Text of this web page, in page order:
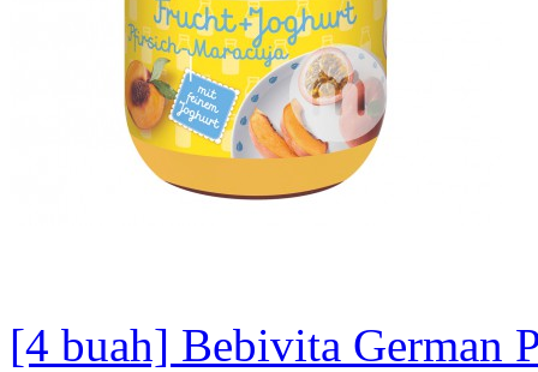
[4 buah] Bebivita German